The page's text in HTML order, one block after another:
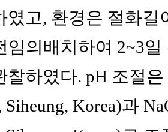
였고, 환경은 절화길
임의배치하여 2~3
찰하였다. pH 조절
Siheung, Korea)과